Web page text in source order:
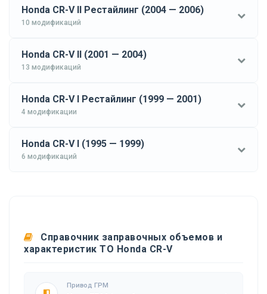
Honda CR-V II Рестайлинг (2004 — 2006)
10 модификаций
Honda CR-V II (2001 — 2004)
13 модификаций
Honda CR-V I Рестайлинг (1999 — 2001)
4 модификации
Honda CR-V I (1995 — 1999)
6 модификаций
Справочник заправочных объемов и
характеристик ТО Honda CR-V
Привод ГРМ